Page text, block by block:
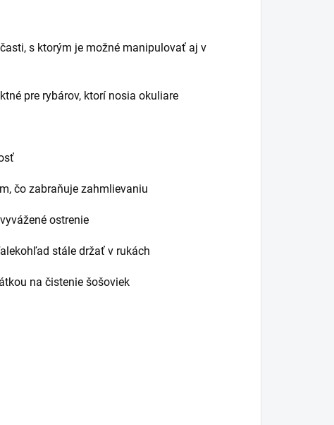
s ktorým je možné manipulovať aj v
pre rybárov, ktorí nosia okuliare
čo zabraňuje zahmlievaniu
ostrenie
stále držať v rukách
na čistenie šošoviek